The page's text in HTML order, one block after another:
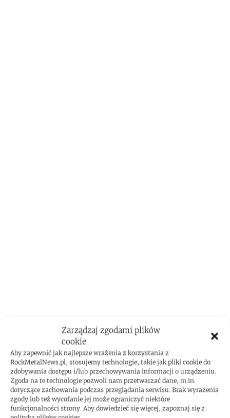
Zarządzaj zgodami plików
cookie
Aby zapewnić jak najlepsze wrażenia z korzystania z
RockMetalNews.pl, stosujemy technologie, takie jak pliki cookie do
zdobywania dostępu i/lub przechowywania informacji o urządzeniu.
Zgoda na te technologie pozwoli nam przetwarzać dane, m.in.
dotyczące zachowania podczas przeglądania serwisu. Brak wyrażenia
zgody lub też wycofanie jej może ograniczyć niektóre
funkcjonalności strony. Aby dowiedzieć się więcej, zapoznaj się z
ROCKMETAL F***T